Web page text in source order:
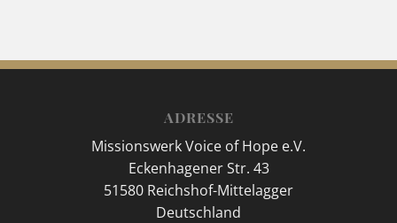
ADRESSE
Missionswerk Voice of Hope e.V.
Eckenhagener Str. 43
51580 Reichshof-Mittelagger
Deutschland